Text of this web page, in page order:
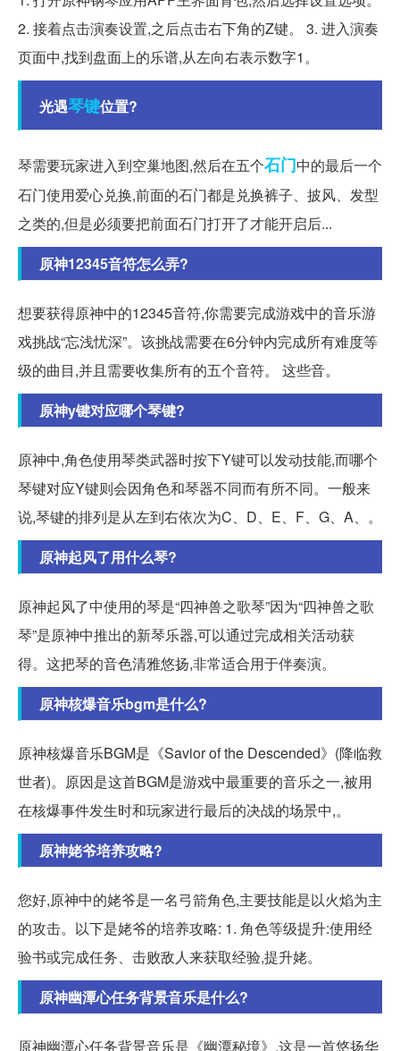
2. 接着点击演奏设置,之后点击右下角的Z键。 3. 进入演奏
页面中,找到盘面上的乐谱,从左向右表示数字1。
光遇琴键位置?
琴需要玩家进入到空巢地图,然后在五个石门中的最后一个
石门使用爱心兑换,前面的石门都是兑换裤子、披风、发型
之类的,但是必须要把前面石门打开了才能开启后...
原神12345音符怎么弄?
想要获得原神中的12345音符,你需要完成游戏中的音乐游
戏挑战“忘浅忧深”。该挑战需要在6分钟内完成所有难度等
级的曲目,并且需要收集所有的五个音符。 这些音。
原神y键对应哪个琴键?
原神中,角色使用琴类武器时按下Y键可以发动技能,而哪个
琴键对应Y键则会因角色和琴器不同而有所不同。一般来
说,琴键的排列是从左到右依次为C、D、E、F、G、A、。
原神起风了用什么琴?
原神起风了中使用的琴是“四神兽之歌琴”因为“四神兽之歌
琴”是原神中推出的新琴乐器,可以通过完成相关活动获
得。这把琴的音色清雅悠扬,非常适合用于伴奏演。
原神核爆音乐bgm是什么?
原神核爆音乐BGM是《Savior of the Descended》(降临救
世者)。原因是这首BGM是游戏中最重要的音乐之一,被用
在核爆事件发生时和玩家进行最后的决战的场景中,。
原神姥爷培养攻略?
您好,原神中的姥爷是一名弓箭角色,主要技能是以火焰为主
的攻击。以下是姥爷的培养攻略: 1. 角色等级提升:使用经
验书或完成任务、击败敌人来获取经验,提升姥。
原神幽潭心任务背景音乐是什么?
原神幽潭心任务背景音乐是《幽潭秘境》,这是一首悠扬华